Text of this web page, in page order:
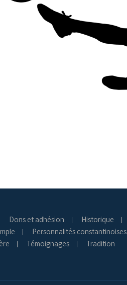
Dons et adhésion Historique
Personnalités constantinoises
Témoignages Tradition